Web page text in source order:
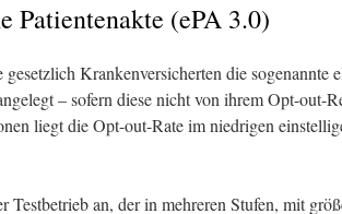
Patientenakte (ePA 3.0)
Krankenversicherten die sogenannte
– sofern diese nicht von ihrem Opt-out-
liegt die Opt-out-Rate im niedrigen
Testbetrieb an, der in mehreren Stufen, mit